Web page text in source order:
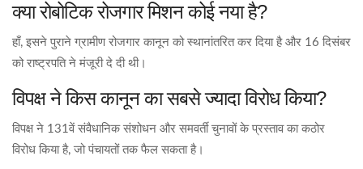
क्या रोबोटिक रोजगार मिशन कोई नया है?
हाँ, इसने पुराने ग्रामीण रोजगार कानून को स्थानांतरित कर दिया है और 16 दिसंबर
को राष्ट्रपति ने मंजूरी दे दी थी।
विपक्ष ने किस कानून का सबसे ज्यादा विरोध किया?
विपक्ष ने 131वें संवैधानिक संशोधन और समवर्ती चुनावों के प्रस्ताव का कठोर
विरोध किया है, जो पंचायतों तक फैल सकता है।